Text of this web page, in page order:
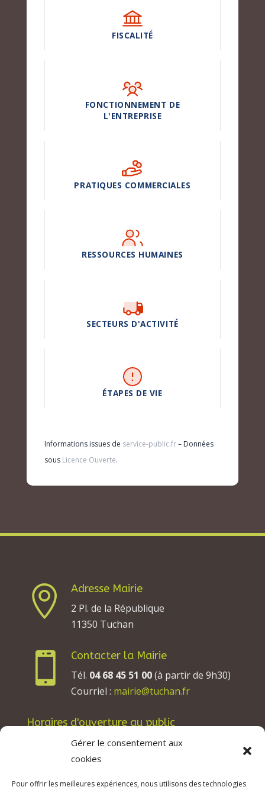
Gérer le consentement aux
cookies
Pour offrir les meilleures expériences, nous utilisons des technologies
FISCALITÉ
FONCTIONNEMENT DE
L'ENTREPRISE
PRATIQUES COMMERCIALES
RESSOURCES HUMAINES
SECTEURS D'ACTIVITÉ
ÉTAPES DE VIE
Informations issues de service-public.fr– Données
sous Licence Ouverte.

Adresse Mairie
2 Pl. de la République
11350 Tuchan

Contacter la Mairie
Tél. 04 68 45 51 00(à partir de 9h30)
Courriel : mairie@tuchan.fr
Horaires d'ouverture au public
Les lundis, mardis et jeudis : de 8h à 12h et de
13h30 à 17h30.